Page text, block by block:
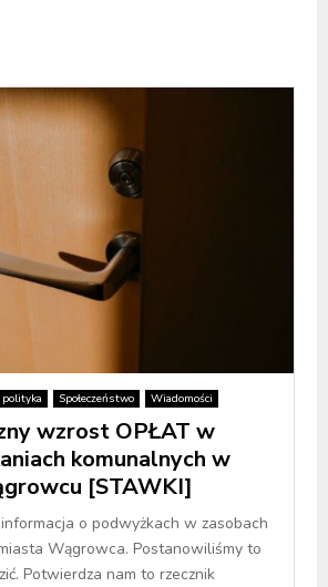
Społeczeństwo Wiadomości
wzrost OPŁAT w
komunalnych w
[STAWKI]
o podwyżkach w zasobach
Wągrowca. Postanowiliśmy to
Potwierdza nam to rzecznik